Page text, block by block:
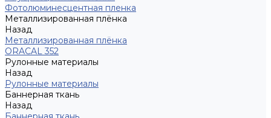
Фотолюминесцентная пленка
Металлизированная плёнка
Назад
Металлизированная плёнка
ORACAL 352
Рулонные материалы
Назад
Рулонные материалы
Баннерная ткань
Назад